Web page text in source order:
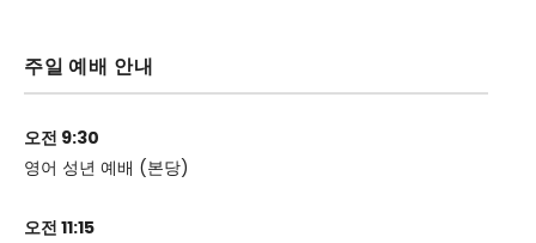
주일 예배 안내
오전 9:30
영어 성년 예배 (본당)
오전 11:15